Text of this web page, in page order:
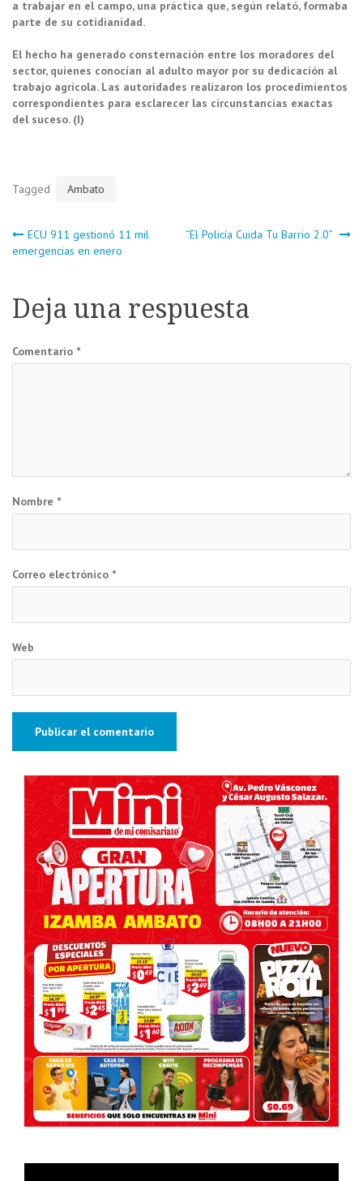
a trabajar en el campo, una práctica que, según relató, formaba
parte de su cotidianidad.
El hecho ha generado consternación entre los moradores del
sector, quienes conocían al adulto mayor por su dedicación al
trabajo agrícola. Las autoridades realizaron los procedimientos
correspondientes para esclarecer las circunstancias exactas
del suceso. (I)
Tagged Ambato
Navegación
entradas
ECU 911 gestionó 11 mil
emergencias en enero
“El Policía Cuida Tu Barrio 2.0”
Deja una respuesta
Comentario *
Nombre *
Correo electrónico *
Web